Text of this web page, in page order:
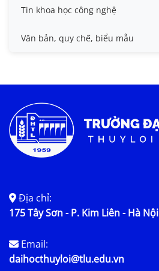
Tin khoa học công nghệ
Văn bản, quy chế, biểu mẫu
Địa chỉ:
175 Tây Sơn - P. Kim Liên - Hà Nội
Email:
daihocthuyloi@tlu.edu.vn